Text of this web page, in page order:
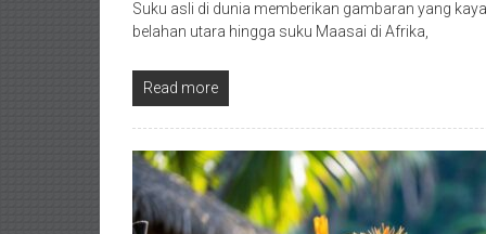
Suku asli di dunia memberikan gambaran yang
belahan utara hingga suku Maasai di Afrika,
Read more